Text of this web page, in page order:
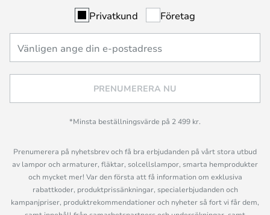
Privatkund Företag
PRENUMERERA NU
*Minsta beställningsvärde på 2 499 kr.
Prenumerera på nyhetsbrev och få bra erbjudanden på vårt stora utbud
av lampor och armaturer, fläktar, solcellslampor, smarta hemprodukter
och mycket mer! Var den första att få information om exklusiva
rabattkoder, produktprissänkningar, specialerbjudanden och
kampanjpriser, produktrekommendationer och nyheter så fort vi får dem,